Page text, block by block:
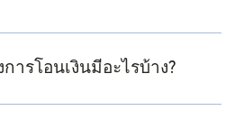
ารโอนเงินมีอะไรบ้าง?